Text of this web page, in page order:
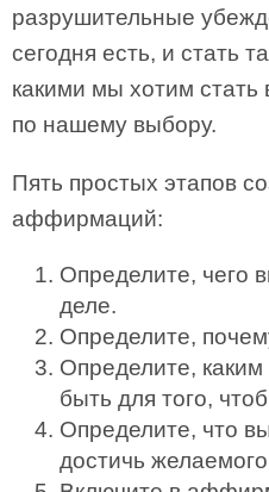
разрушительные
сегодня есть, и стать
какими мы хотим
по нашему выбору.
Пять простых этапов
аффирмаций:
Определите, чего
деле.
Определите,
Определите,
быть для того,
Определите, что
достичь